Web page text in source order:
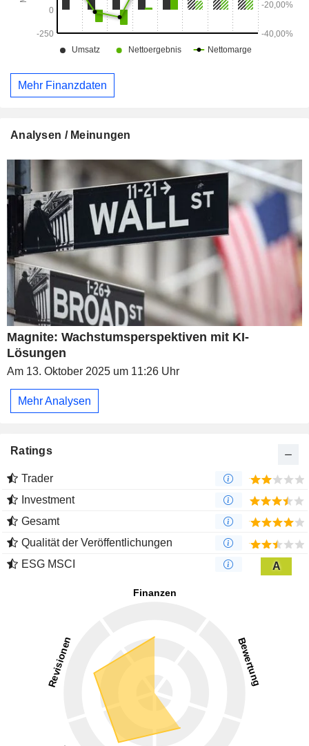
Mehr Finanzdaten
Analysen / Meinungen
Magnite: Wachstumsperspektiven mit KI-
Lösungen
Am 13. Oktober 2025 um 11:26 Uhr
Mehr Analysen
Ratings
Trader
Investment
Gesamt
Qualität der Veröffentlichungen
ESG MSCI
A